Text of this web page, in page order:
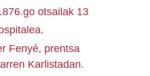
otsailak 13
Fenyé, prentsa
Karlistadan.